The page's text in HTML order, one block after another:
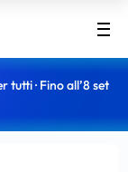
tutti · Fino all’8 set